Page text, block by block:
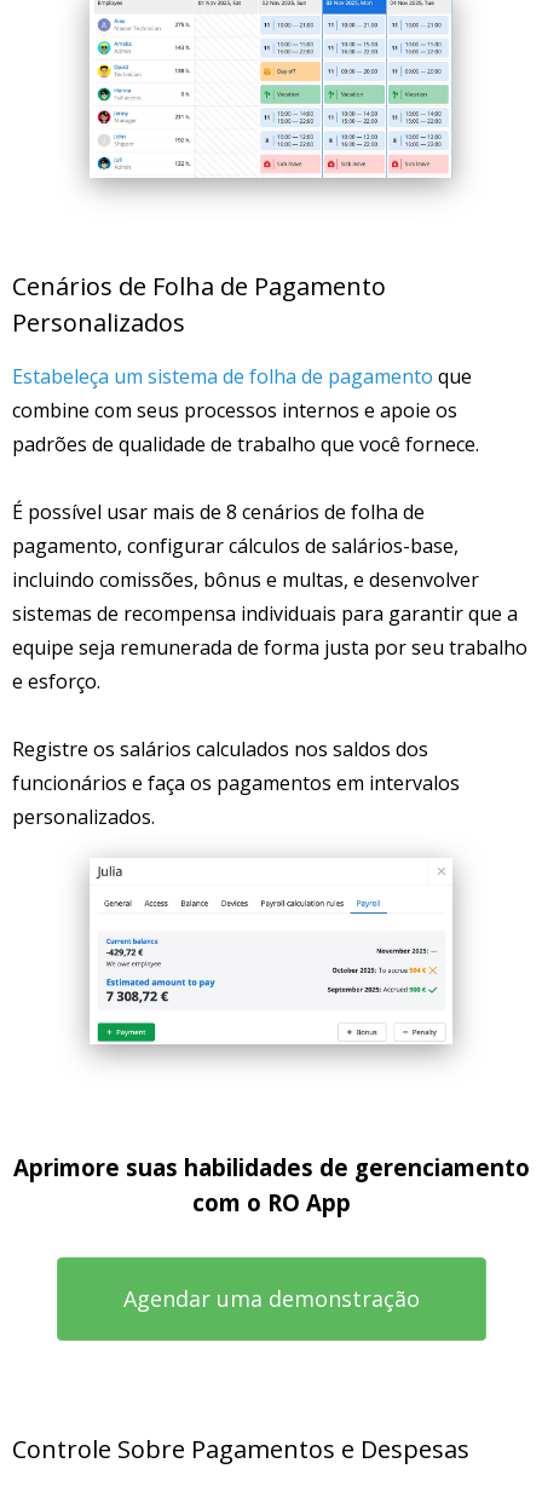
Cenários de Folha de Pagamento
Personalizados
Estabeleça um sistema de folha de pagamento que
combine com seus processos internos e apoie os
padrões de qualidade de trabalho que você fornece.
É possível usar mais de 8 cenários de folha de
pagamento, configurar cálculos de salários-base,
incluindo comissões, bônus e multas, e desenvolver
sistemas de recompensa individuais para garantir que a
equipe seja remunerada de forma justa por seu trabalho
e esforço.
Registre os salários calculados nos saldos dos
funcionários e faça os pagamentos em intervalos
personalizados.
Aprimore suas habilidades de gerenciamento
com o RO App
Agendar uma demonstração
Controle Sobre Pagamentos e Despesas